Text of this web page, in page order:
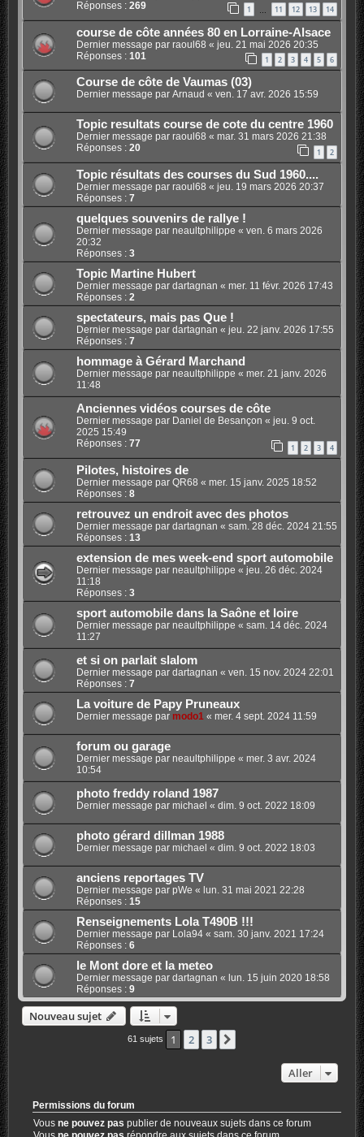
Réponses : 269 1 11 12 13 14
course de côte années 80 en Lorraine-Alsace
Dernier message par raoul68 « jeu. 21 mai 2026 20:35
Réponses : 101 1 2 3 4 5 6
Course de côte de Vaumas (03)
Dernier message par Arnaud « ven. 17 avr. 2026 15:59
Topic resultats course de cote du centre 1960
Dernier message par raoul68 « mar. 31 mars 2026 21:38
Réponses : 20 1 2
Topic résultats des courses du Sud 1960....
Dernier message par raoul68 « jeu. 19 mars 2026 20:37
Réponses : 7
quelques souvenirs de rallye !
Dernier message par neaultphilippe « ven. 6 mars 2026
20:32
Réponses : 3
Topic Martine Hubert
Dernier message par dartagnan « mer. 11 févr. 2026 17:43
Réponses : 2
spectateurs, mais pas Que !
Dernier message par dartagnan « jeu. 22 janv. 2026 17:55
Réponses : 7
hommage à Gérard Marchand
Dernier message par neaultphilippe « mer. 21 janv. 2026
11:48
Anciennes vidéos courses de côte
Dernier message par Daniel de Besançon « jeu. 9 oct.
2025 15:49
Réponses : 77 1 2 3 4
Pilotes, histoires de
Dernier message par QR68 « mer. 15 janv. 2025 18:52
Réponses : 8
retrouvez un endroit avec des photos
Dernier message par dartagnan « sam. 28 déc. 2024 21:55
Réponses : 13
extension de mes week-end sport automobile
Dernier message par neaultphilippe « jeu. 26 déc. 2024
11:18
Réponses : 3
sport automobile dans la Saône et loire
Dernier message par neaultphilippe « sam. 14 déc. 2024
11:27
et si on parlait slalom
Dernier message par dartagnan « ven. 15 nov. 2024 22:01
Réponses : 7
La voiture de Papy Pruneaux
Dernier message par modo1« mer. 4 sept. 2024 11:59
forum ou garage
Dernier message par neaultphilippe « mer. 3 avr. 2024
10:54
photo freddy roland 1987
Dernier message par michael « dim. 9 oct. 2022 18:09
photo gérard dillman 1988
Dernier message par michael « dim. 9 oct. 2022 18:03
anciens reportages TV
Dernier message par pWe « lun. 31 mai 2021 22:28
Réponses : 15
Renseignements Lola T490B !!!
Dernier message par Lola94« sam. 30 janv. 2021 17:24
Réponses : 6
le Mont dore et la meteo
Dernier message par dartagnan « lun. 15 juin 2020 18:58
Réponses : 9
Nouveau sujet
61 sujets 1 2 3
Aller
Permissions du forum
Vousne pouvez pas publier de nouveaux sujets dans ce forum